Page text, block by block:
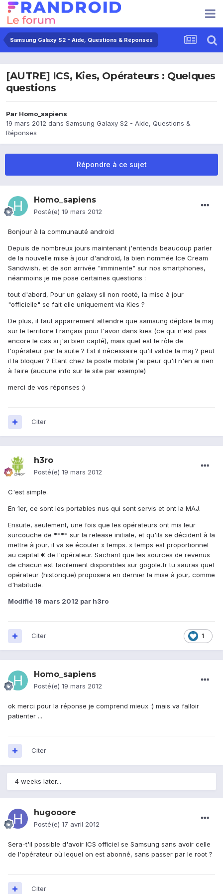
Samsung Galaxy S2 - Aide, Questions & Réponses
[AUTRE] ICS, Kies, Opérateurs : Quelques
questions
Par Homo_sapiens
19 mars 2012 dans Samsung Galaxy S2 - Aide, Questions &
Réponses
Répondre à ce sujet
Homo_sapiens
Posté(e) 19 mars 2012
Bonjour à la communauté android
Depuis de nombreux jours maintenant j'entends beaucoup parler
de la nouvelle mise à jour d'android, la bien nommée Ice Cream
Sandwish, et de son arrivée "imminente" sur nos smartphones,
néanmoins je me pose certaines questions :
tout d'abord, Pour un galaxy sII non rooté, la mise à jour
"officielle" se fait elle uniquement via Kies ?
De plus, il faut apparrement attendre que samsung déploie la maj
sur le territoire Français pour l'avoir dans kies (ce qui n'est pas
encore le cas si j'ai bien capté), mais quel est le rôle de
l'opérateur par la suite ? Est il nécessaire qu'il valide la maj ? peut
il la bloquer ? Etant chez la poste mobile j'ai peur qu'il n'en ai rien
à faire (aucune info sur le site par exemple)
merci de vos réponses :)
Citer
h3ro
Posté(e) 19 mars 2012
C'est simple.
En 1er, ce sont les portables nus qui sont servis et ont la MAJ.
Ensuite, seulement, une fois que les opérateurs ont mis leur
surcouche de **** sur la release initiale, et qu'ils se décident à la
mettre à jour, il va se écouler x temps. x temps est proportionnel
au capital € de l'opérateur. Sachant que les sources de revenus
de chacun est facilement disponibles sur gogole.fr tu sauras quel
opérateur (historique) proposera en dernier la mise à jour, comme
d'habitude.
Modifié 19 mars 2012 par h3ro
1
Citer
Homo_sapiens
Posté(e) 19 mars 2012
ok merci pour la réponse je comprend mieux :) mais va falloir
patienter ...
Citer
4 weeks later...
hugooore
Posté(e) 17 avril 2012
Sera-t'il possible d'avoir ICS officiel se Samsung sans avoir celle
de l'opérateur où lequel on est abonné, sans passer par le root ?
Citer